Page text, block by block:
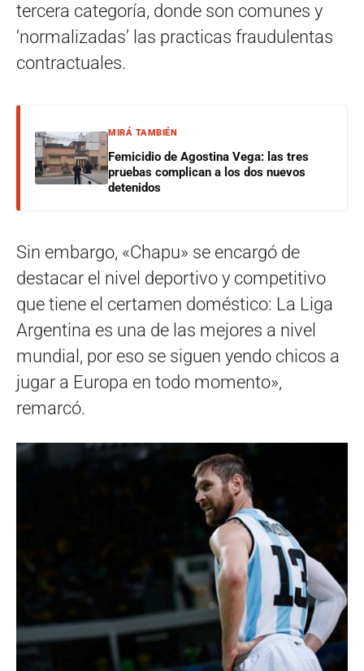
tercera categoría, donde son comunes y
‘normalizadas’ las practicas fraudulentas
contractuales.
MIRÁ TAMBIÉN
Femicidio de Agostina Vega: las tres
pruebas complican a los dos nuevos
detenidos
Sin embargo, «Chapu» se encargó de
destacar el nivel deportivo y competitivo
que tiene el certamen doméstico: La Liga
Argentina es una de las mejores a nivel
mundial, por eso se siguen yendo chicos a
jugar a Europa en todo momento»,
remarcó.